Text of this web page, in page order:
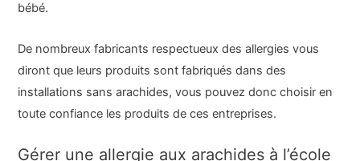
bébé.
De nombreux fabricants respectueux des allergies vous
diront que leurs produits sont fabriqués dans des
installations sans arachides, vous pouvez donc choisir en
toute confiance les produits de ces entreprises.
Gérer une allergie aux arachides à l’école